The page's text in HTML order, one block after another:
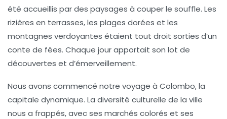
été accueillis par des paysages à couper le souffle. Les
rizières en terrasses, les plages dorées et les
montagnes verdoyantes étaient tout droit sorties d’un
conte de fées. Chaque jour apportait son lot de
découvertes et d’émerveillement.
Nous avons commencé notre voyage à Colombo, la
capitale dynamique. La diversité culturelle de la ville
nous a frappés, avec ses marchés colorés et ses